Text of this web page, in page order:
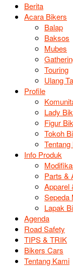
Berita
Acara Bikers
Balap
Baksos
Mubes
Touring
Ulang
Profile
Lady
Figur
Tokoh
Info Produk
Parts &
Apparel
Sepeda
Lapak
Agenda
Road Safety
TIPS & TRIK
Bikers Cars
Tentang Kami